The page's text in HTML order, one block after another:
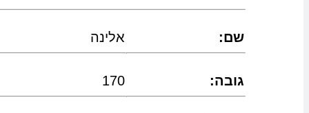
אלינה :שם
170 :גובה